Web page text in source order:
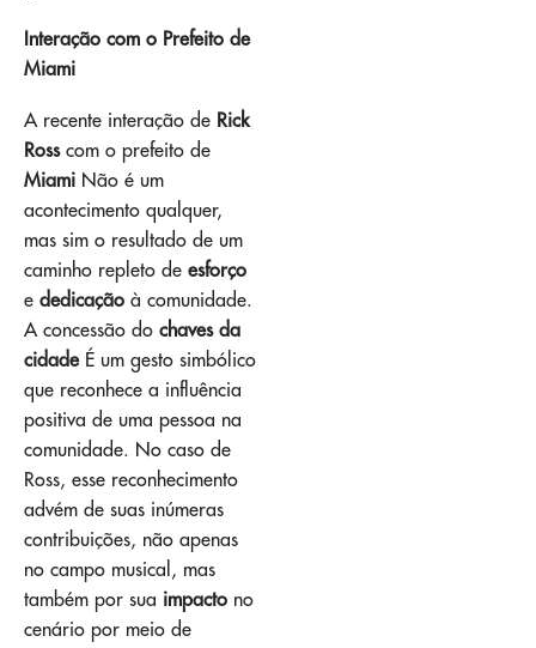
Interação com o Prefeito de
Miami
A recente interação de Rick
Rosscom o prefeito de
Miami Não é um
acontecimento qualquer,
mas sim o resultado de um
caminho repleto de esforço
e dedicação à comunidade.
A concessão do chaves da
cidadeÉ um gesto simbólico
que reconhece a influência
positiva de uma pessoa na
comunidade. No caso de
Ross, esse reconhecimento
advém de suas inúmeras
contribuições, não apenas
no campo musical, mas
também por sua impacto no
cenário por meio de